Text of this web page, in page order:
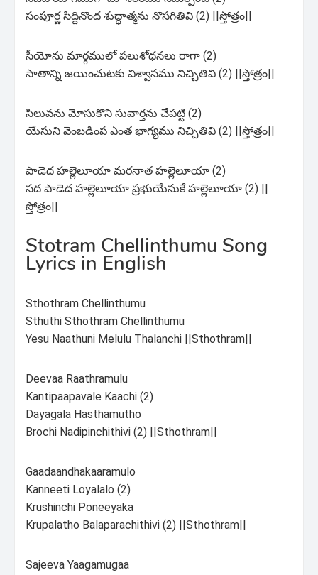
సంపూర్ణ సిద్దినొంద శుద్ధాత్మను నొసగితివి (2) ||స్తోత్రం||
సీయోను మార్గములో పలుశోధనలు రాగా (2)
సాతాన్ని జయించుటకు విశ్వాసము నిచ్చితివి (2) ||స్తోత్రం||
సిలువను మోసుకొని సువార్తను చేపట్టి (2)
యేసుని వెంబడింప ఎంత భాగ్యము నిచ్చితివి (2) ||స్తోత్రం||
పాడెద హల్లెలూయా మరనాత హల్లెలూయా (2)
సద పాడెద హల్లెలూయా ప్రభుయేసుకే హల్లెలూయా (2) ||
స్తోత్రం||
Stotram Chellinthumu Song
Lyrics in English
Sthothram Chellinthumu
Sthuthi Sthothram Chellinthumu
Yesu Naathuni Melulu Thalanchi ||Sthothram||
Deevaa Raathramulu
Kantipaapavale Kaachi (2)
Dayagala Hasthamutho
Brochi Nadipinchithivi (2) ||Sthothram||
Gaadaandhakaaramulo
Kanneeti Loyalalo (2)
Krushinchi Poneeyaka
Krupalatho Balaparachithivi (2) ||Sthothram||
Sajeeva Yaagamugaa